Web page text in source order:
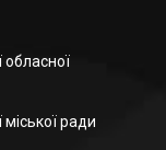
обласної
міської ради